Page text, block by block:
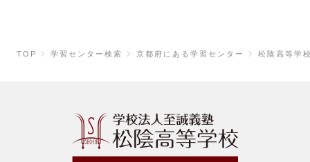
TOP 学習センター検索 京都府にある学習センター 松陰高等学